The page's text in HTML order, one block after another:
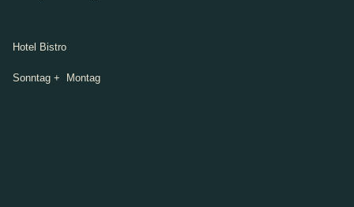
Hotel Bistro
Sonntag + Montag